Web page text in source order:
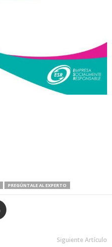
PREGÚNTALE AL EXPERTO
Siguiente Artículo